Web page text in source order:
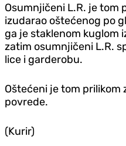
Osumnjičeni L.R. je tom
izudarao oštećenog po
ga je staklenom kuglom
zatim osumnjičeni L.R.
lice i garderobu.
Oštećeni je tom
povrede.
(Kurir)